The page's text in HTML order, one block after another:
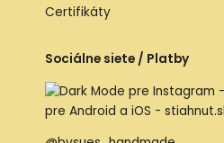
Certifikáty
Sociálne siete / Platby